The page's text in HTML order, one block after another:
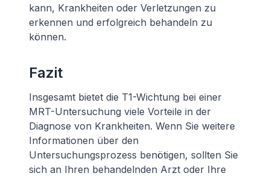
kann, Krankheiten oder Verletzungen zu
erkennen und erfolgreich behandeln zu
können.
Fazit
Insgesamt bietet die T1-Wichtung bei einer
MRT-Untersuchung viele Vorteile in der
Diagnose von Krankheiten. Wenn Sie weitere
Informationen über den
Untersuchungsprozess benötigen, sollten Sie
sich an Ihren behandelnden Arzt oder Ihre